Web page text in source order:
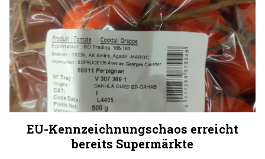
EU-Kennzeichnungschaos erreicht
bereits Supermärkte